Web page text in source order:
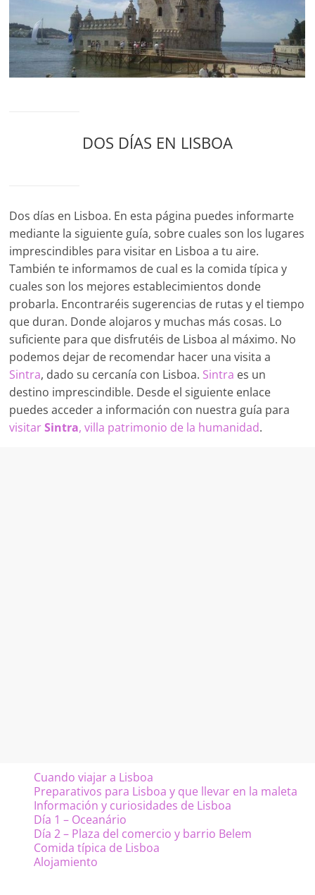
viajar
a
destinos
de
senderos
para
escapadas
de
fin
de
semana.
DOS DÍAS EN LISBOA
Dos días en Lisboa. En esta página puedes informarte
mediante la siguiente guía, sobre cuales son los lugares
imprescindibles para visitar en Lisboa a tu aire.
También te informamos de cual es la comida típica y
cuales son los mejores establecimientos donde
probarla. Encontraréis sugerencias de rutas y el tiempo
que duran. Donde alojaros y muchas más cosas. Lo
suficiente para que disfrutéis de Lisboa al máximo. No
podemos dejar de recomendar hacer una visita a
Sintra, dado su cercanía con Lisboa. Sintra es un
destino imprescindible. Desde el siguiente enlace
puedes acceder a información con nuestra guía para
visitarSintra, villa patrimonio de la humanidad.
Cuando viajar a Lisboa
Preparativos para Lisboa y que llevar en la maleta
Información y curiosidades de Lisboa
Día 1 – Oceanário
Día 2 – Plaza del comercio y barrio Belem
Comida típica de Lisboa
Alojamiento